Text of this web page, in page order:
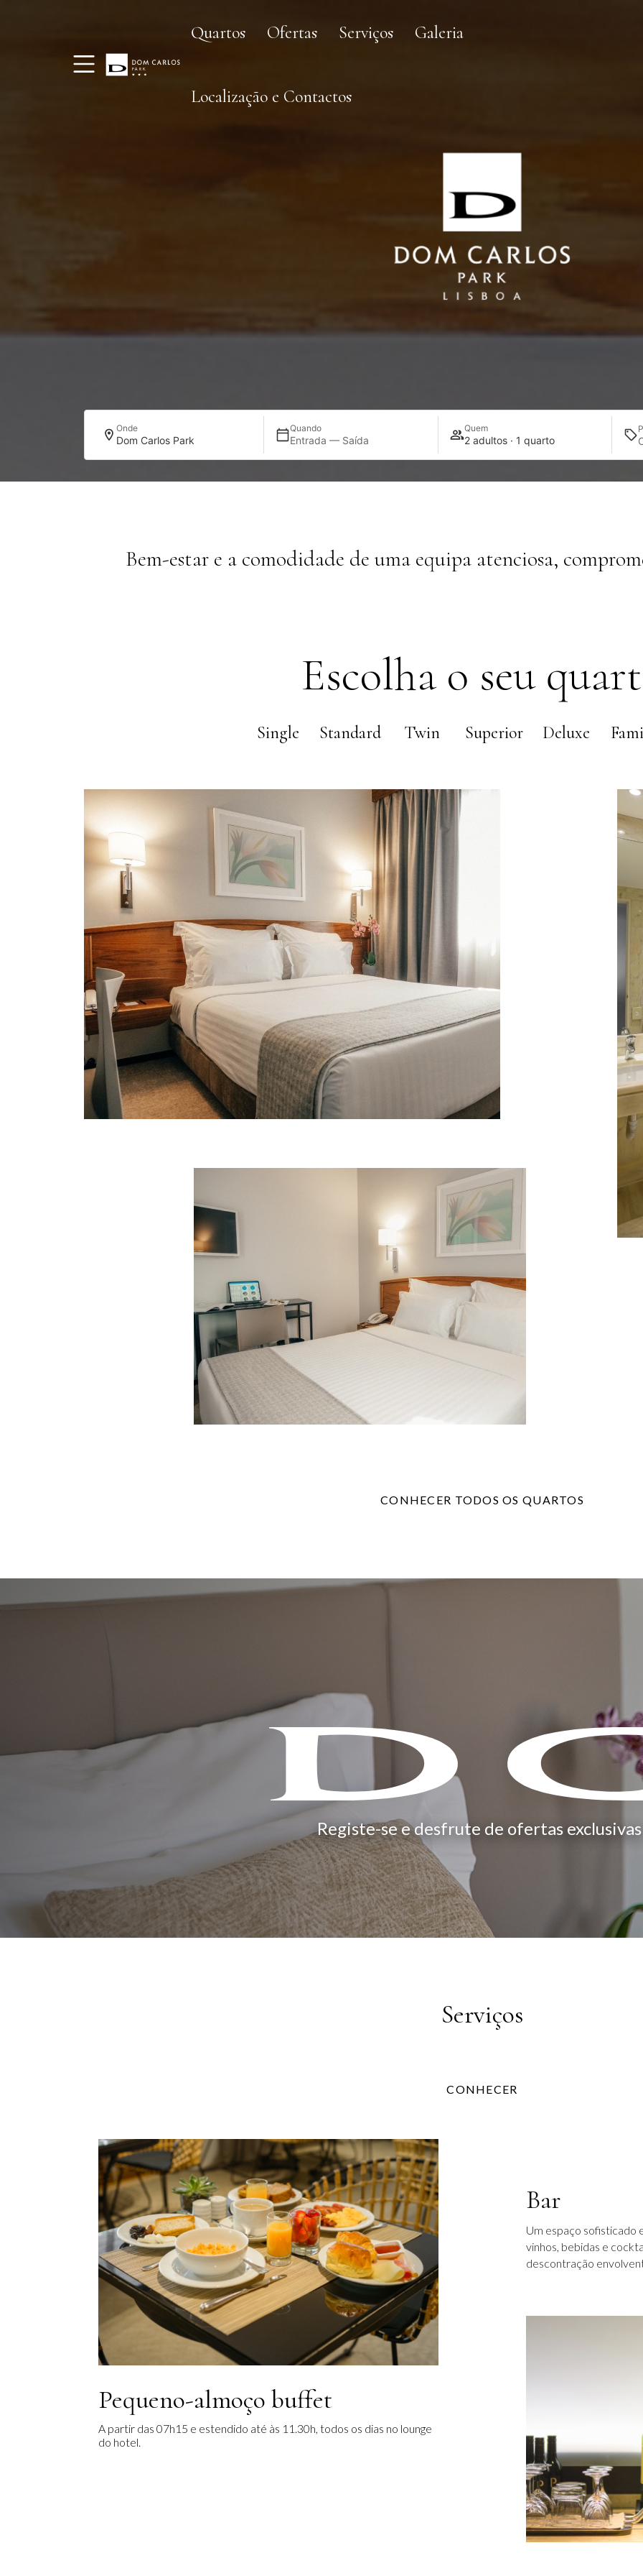
Quartos Ofertas Serviços Galeria
Localização e Contactos
Onde
Dom Carlos Park
Quando
Entrada — Saída
Quem
2 adultos · 1 quarto
Bem-estar e a comodidade de uma equipa atenciosa,
Escolha o seu
Single Standard Twin Superior Deluxe
CONHECER TODOS OS QUARTOS
Registe-se e desfrute de ofertas
Serviços
CONHECER
Pequeno-almoço buffet
A partir das 07h15 e estendido até às 11.30h, todos os dias no lounge
do hotel.
Bar
Um espaço sofisticado
vinhos, bebidas e
descontração